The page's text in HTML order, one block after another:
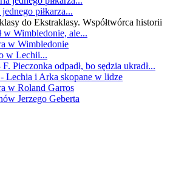
piłkarza...
do Ekstraklasy. Współtwórca historii
w Wimbledonie, ale...
w Wimbledonie
w Lechii...
Pieczonka odpadł, bo sędzia ukradł...
Lechia i Arka skopane w lidze
w Roland Garros
Jerzego Geberta